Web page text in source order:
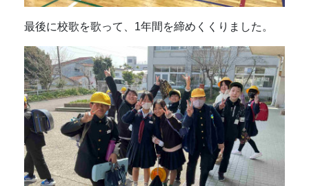
最後に校歌を歌って、1年間を締めくくりました。